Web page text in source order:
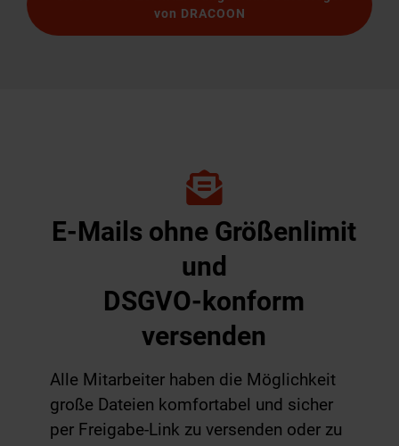
von DRACOON
E-Mails ohne Größenlimit
und
DSGVO-konform
versenden
Alle Mitarbeiter haben die Möglichkeit
große Dateien komfortabel und sicher
per Freigabe-Link zu versenden oder zu